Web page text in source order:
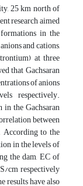
25 km north of
research aimed
in the
and cations,
at three
that Gachsaran
of anions
respectively.
the Gachsaran
between
According to the
in the levels of
the dam, EC of
cm respectively
results have also